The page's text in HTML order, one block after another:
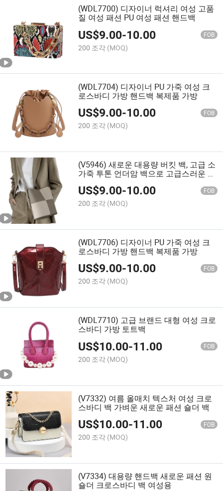
(WDL7700) 디자이너 럭셔리 여성 고품
질 여성 패션 PU 여성 패션 핸드백
US$9.00-10.00 FOB
200 조각 (MOQ)
(WDL7704) 디자이너 PU 가죽 여성 크
로스바디 가방 핸드백 복제품 가방
US$9.00-10.00 FOB
200 조각 (MOQ)
(V5946) 새로운 대용량 버킷 백, 고급 소
가죽 투톤 언더암 백으로 고급스러운 느
낌, 여성용 니치 싱글 숄더 백
US$9.00-10.00 FOB
200 조각 (MOQ)
(WDL7706) 디자이너 PU 가죽 여성 크
로스바디 가방 핸드백 복제품 가방
US$9.00-10.00 FOB
200 조각 (MOQ)
(WDL7710) 고급 브랜드 대형 여성 크로
스바디 가방 토트백
US$10.00-11.00 FOB
200 조각 (MOQ)
(V7332) 여름 올매치 텍스처 여성 크로
스바디 백 가벼운 새로운 패션 숄더 백
US$10.00-11.00 FOB
200 조각 (MOQ)
(V7334) 대용량 핸드백 새로운 패션 원
숄더 크로스바디 백 여성용